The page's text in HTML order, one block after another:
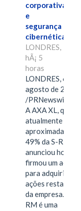
corporativa
e
segurança
cibernética
LONDRES,
hÃ¡ 5
horas
LONDRES, 6 de
agosto de 2026
/PRNewswire/ --
A AXA XL, que
atualmente
49% da S-RM,
anunciou hoje
firmou um
para adquirir as
ações restantes
da empresa. A S-
RM é uma